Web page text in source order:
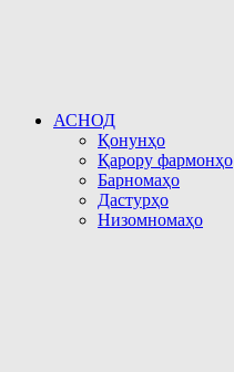
АСНОД
Қонунҳо
Қарору фармонҳо
Барномаҳо
Дастурҳо
Низомномаҳо